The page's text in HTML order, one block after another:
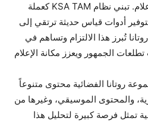
حلول مبتكرة تدعم صناعة الإعلام. تبني نظام KSA TAM كعملة
أدوات قياس حديثة ترتقي إلى
روتانا تُبرز هذا الالتزام وتساهم في
الجمهور ويعزز مكانة الإعلام
روتانا الفضائية محتوى متنوعاً
والمحتوى الموسيقي، وغيرها من
تمثل فرصة كبيرة لتحليل هذا